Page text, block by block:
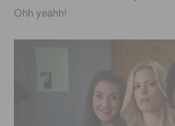
Ohh yeahh!